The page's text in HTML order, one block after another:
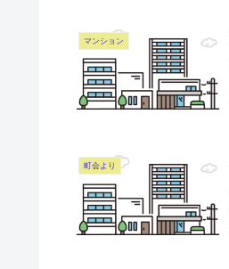
マンション
町会より